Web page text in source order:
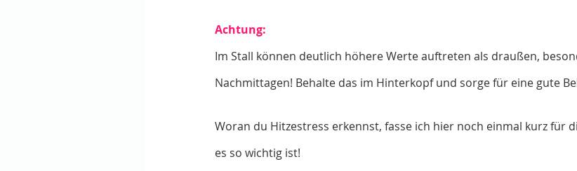
Achtung:
Im Stall können deutlich höhere Werte auftreten als draußen,
Nachmittagen! Behalte das im Hinterkopf und sorge für eine gute
Woran du Hitzestress erkennst, fasse ich hier noch einmal kurz für
es so wichtig ist!